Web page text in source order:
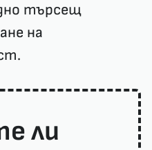
търсещ
на
ли